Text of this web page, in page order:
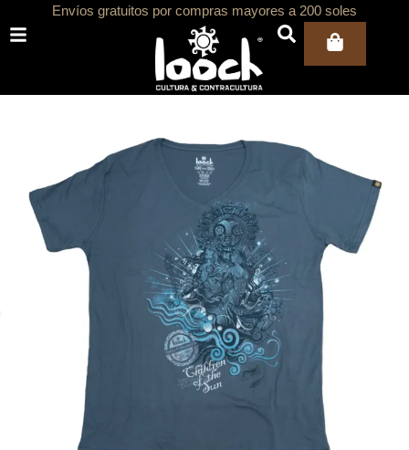
Envíos gratuitos por compras mayores a 200 soles